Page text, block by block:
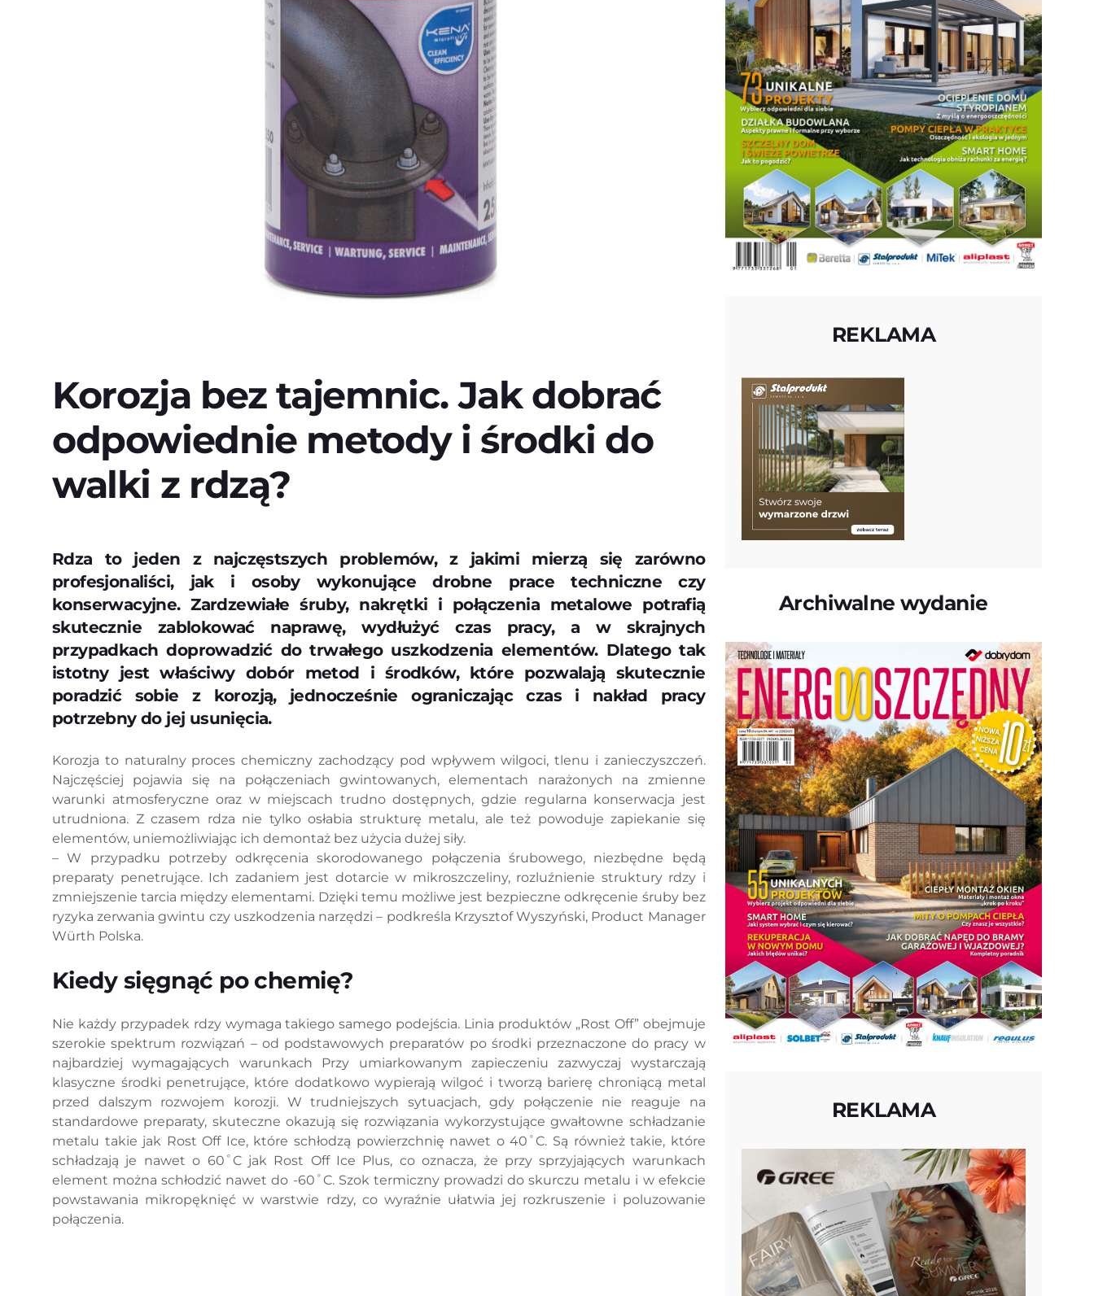
Korozja bez tajemnic. Jak dobrać
odpowiednie metody i środki do
walki z rdzą?
Rdza to jeden z najczęstszych problemów, z jakimi mierzą się zarówno
profesjonaliści, jak i osoby wykonujące drobne prace techniczne czy
konserwacyjne. Zardzewiałe śruby, nakrętki i połączenia metalowe potrafią
skutecznie zablokować naprawę, wydłużyć czas pracy, a w skrajnych
przypadkach doprowadzić do trwałego uszkodzenia elementów. Dlatego tak
istotny jest właściwy dobór metod i środków, które pozwalają skutecznie
poradzić sobie z korozją, jednocześnie ograniczając czas i nakład pracy
potrzebny do jej usunięcia.
Korozja to naturalny proces chemiczny zachodzący pod wpływem wilgoci, tlenu i zanieczyszczeń.
Najczęściej pojawia się na połączeniach gwintowanych, elementach narażonych na zmienne
warunki atmosferyczne oraz w miejscach trudno dostępnych, gdzie regularna konserwacja jest
utrudniona. Z czasem rdza nie tylko osłabia strukturę metalu, ale też powoduje zapiekanie się
elementów, uniemożliwiając ich demontaż bez użycia dużej siły.
– W przypadku potrzeby odkręcenia skorodowanego połączenia śrubowego, niezbędne będą
preparaty penetrujące. Ich zadaniem jest dotarcie w mikroszczeliny, rozluźnienie struktury rdzy i
zmniejszenie tarcia między elementami. Dzięki temu możliwe jest bezpieczne odkręcenie śruby bez
ryzyka zerwania gwintu czy uszkodzenia narzędzi – podkreśla Krzysztof Wyszyński, Product Manager
Würth Polska.
Kiedy sięgnąć po chemię?
Nie każdy przypadek rdzy wymaga takiego samego podejścia. Linia produktów „Rost Off” obejmuje
szerokie spektrum rozwiązań – od podstawowych preparatów po środki przeznaczone do pracy w
najbardziej wymagających warunkach Przy umiarkowanym zapieczeniu zazwyczaj wystarczają
klasyczne środki penetrujące, które dodatkowo wypierają wilgoć i tworzą barierę chroniącą metal
przed dalszym rozwojem korozji. W trudniejszych sytuacjach, gdy połączenie nie reaguje na
standardowe preparaty, skuteczne okazują się rozwiązania wykorzystujące gwałtowne schładzanie
metalu takie jak Rost Off Ice, które schłodzą powierzchnię nawet o 40˚C. Są również takie, które
schładzają je nawet o 60˚C jak Rost Off Ice Plus, co oznacza, że przy sprzyjających warunkach
element można schłodzić nawet do -60˚C. Szok termiczny prowadzi do skurczu metalu i w efekcie
powstawania mikropęknięć w warstwie rdzy, co wyraźnie ułatwia jej rozkruszenie i poluzowanie
połączenia.
REKLAMA
Archiwalne wydanie
REKLAMA